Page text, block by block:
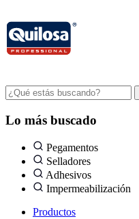
Lo más buscado
Pegamentos
Selladores
Adhesivos
Impermeabilización
Productos